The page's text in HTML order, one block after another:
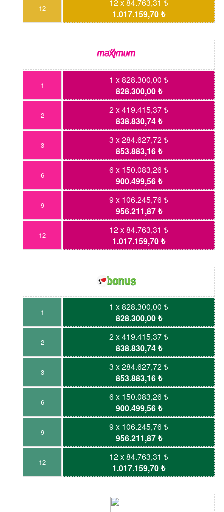
12
12 x 84.763,31 ₺
1.017.159,70 ₺
1
1 x 828.300,00 ₺
828.300,00 ₺
2
2 x 419.415,37 ₺
838.830,74 ₺
3
3 x 284.627,72 ₺
853.883,16 ₺
6
6 x 150.083,26 ₺
900.499,56 ₺
9
9 x 106.245,76 ₺
956.211,87 ₺
12
12 x 84.763,31 ₺
1.017.159,70 ₺
1
1 x 828.300,00 ₺
828.300,00 ₺
2
2 x 419.415,37 ₺
838.830,74 ₺
3
3 x 284.627,72 ₺
853.883,16 ₺
6
6 x 150.083,26 ₺
900.499,56 ₺
9
9 x 106.245,76 ₺
956.211,87 ₺
12
12 x 84.763,31 ₺
1.017.159,70 ₺